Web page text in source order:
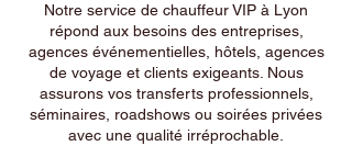
Notre service de chauffeur VIP à Lyon
répond aux besoins des entreprises,
agences événementielles, hôtels, agences
de voyage et clients exigeants. Nous
assurons vos transferts professionnels,
séminaires, roadshows ou soirées privées
avec une qualité irréprochable.